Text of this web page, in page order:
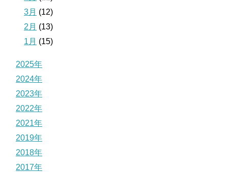
3月 (12)
2月 (13)
1月 (15)
2025年
2024年
2023年
2022年
2021年
2019年
2018年
2017年